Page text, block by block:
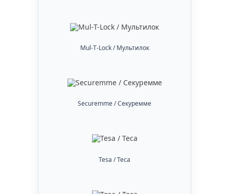
Mul-T-Lock / Мультилок
Securemme / Секуремме
Tesa / Теса